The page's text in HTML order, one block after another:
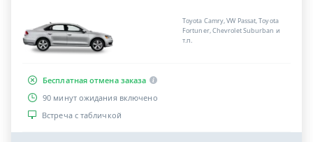
Toyota Camry, VW Passat, Toyota
Fortuner, Chevrolet Suburban и
т.п.
Бесплатная отмена заказа
90 минут ожидания включено
Встреча с табличкой